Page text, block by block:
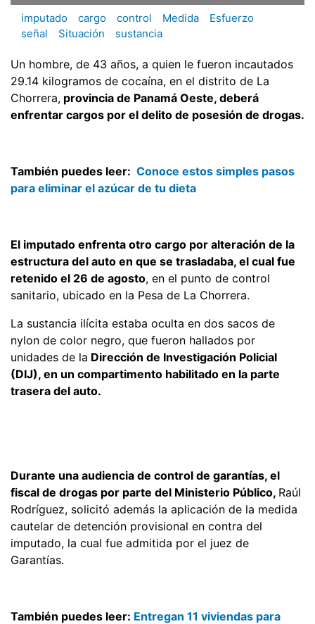
imputado cargo control Medida
Esfuerzo
señal
Situación sustancia
Un hombre, de 43 años, a quien le fueron incautados
29.14 kilogramos de cocaína, en el distrito de La
Chorrera, provincia de Panamá Oeste, deberá
enfrentar cargos por el delito de posesión de drogas.
También puedes leer: Conoce estos simples pasos
para eliminar el azúcar de tu dieta
El imputado enfrenta otro cargo por alteración de la
estructura del auto en que se trasladaba, el cual fue
retenido el 26 de agosto, en el punto de control
sanitario, ubicado en la Pesa de La Chorrera.
La sustancia ilícita estaba oculta en dos sacos de
nylon de color negro, que fueron hallados por
unidades de la Dirección de Investigación Policial
(DIJ), en un compartimento habilitado en la parte
trasera del auto.
Durante una audiencia de control de garantías, el
fiscal de drogas por parte del Ministerio Público, Raúl
Rodríguez, solicitó además la aplicación de la medida
cautelar de detención provisional en contra del
imputado, la cual fue admitida por el juez de
Garantías.
También puedes leer: Entregan 11 viviendas para